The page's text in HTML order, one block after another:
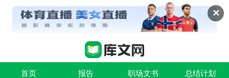
✕
首页 报告 职场文书 总结计划